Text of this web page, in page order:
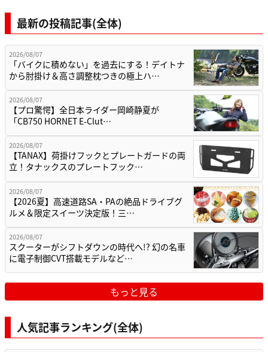
最新の投稿記事(全体)
2026/08/07
「バイクに積めない」を過去にする！デイトナ
から肘掛け＆高さ調整枕つきの極上ハ…
2026/08/07
【プロ驚愕】全日本ライダー岡崎静夏が
「CB750 HORNET E-Clut…
2026/08/07
【TANAX】荷掛けフックとプレートガードの両
立！タナックスのプレートフック…
2026/08/07
【2026夏】高速道路SA・PAの絶品ドライブグ
ルメ＆限定スイーツ決定版！三…
2026/08/07
スクーターがシフトダウンの時代へ!? 幻の名車
に電子制御CVT搭載モデルなど…
もっと見る
人気記事ランキング(全体)